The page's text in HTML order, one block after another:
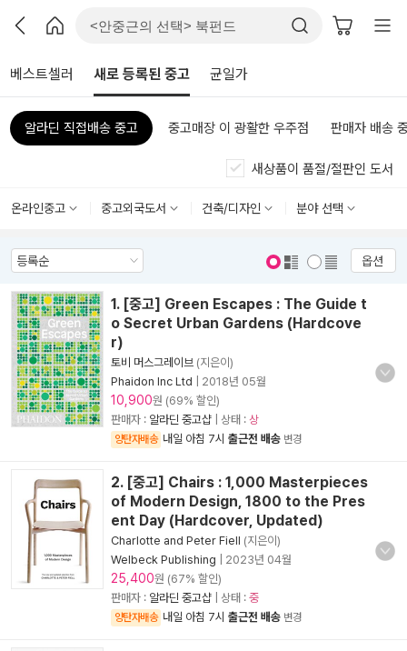
베스트셀러 새로 등록된 중고 균일가
알라딘 직접배송 중고 중고매장 이 광활한 우주점 판매자 배송
새상품이 품절/절판인 도서
온라인중고 중고외국도서 건축/디자인 분야 선택
옵션
1. [중고] Green Escapes : The Guide t
o Secret Urban Gardens (Hardcove
r)
토비 머스그레이브 (지은이)
Phaidon Inc Ltd
2018년 05월
10,900원 (69% 할인)
판매자 : 알라딘 중고샵 | 상태 : 상
양탄자배송 내일 아침 7시 출근전 배송 변경
2. [중고] Chairs : 1,000 Masterpieces
of Modern Design, 1800 to the Pres
ent Day (Hardcover, Updated)
Charlotte and Peter Fiell (지은이)
Welbeck Publishing
2023년 04월
25,400원 (67% 할인)
판매자 : 알라딘 중고샵 | 상태 : 중
양탄자배송 내일 아침 7시 출근전 배송 변경